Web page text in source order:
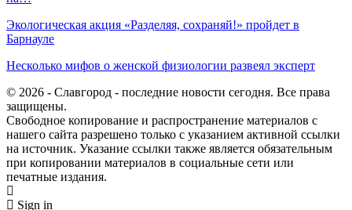
Экологическая акция «Разделяя, сохраняй!» пройдет в
Барнауле
Несколько мифов о женской физиологии развеял эксперт
© 2026 - Славгород - последние новости сегодня. Все права
защищены.
Свободное копирование и распространение материалов с
нашего сайта разрешено только с указанием активной ссылки
на источник. Указание ссылки также является обязательным
при копировании материалов в социальные сети или
печатные издания.
Sign in